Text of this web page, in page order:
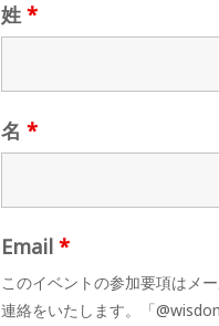
姓 *
名 *
Email *
このイベントの参加要項はメ
連絡をいたします。「